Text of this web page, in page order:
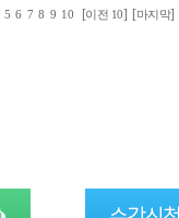
5 6 7 8 9 10 [이전 10] [마지막]